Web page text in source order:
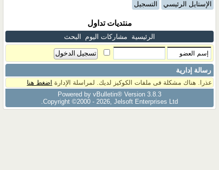
الإستايل الرئيسي التسجيل
منتديات تداول
الرئيسية مشاركات اليوم البحث
رسالة إدارية
عذرا. هناك مشكلة فى ملفات الكوكيز لديك. لمراسلة الإدارة اضغط هنا
Powered by vBulletin® Version 3.8.3
Copyright ©2000 - 2026, Jelsoft Enterprises Ltd.